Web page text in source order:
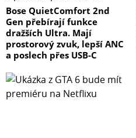
Bose QuietComfort 2nd
Gen přebírají funkce
dražších Ultra. Mají
prostorový zvuk, lepší ANC
a poslech přes USB-C